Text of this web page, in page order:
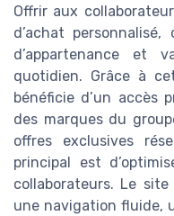
Offrir aux
d’achat
d’appartenance et
quotidien. Grâce à
bénéficie d’un accès
des marques du
offres exclusives
principal est
collaborateurs. Le
une navigation fluide,